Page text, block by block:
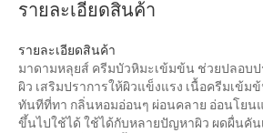
รายละเอียดสินค้า
รายละเอียดสินค้า
มาดามหลุยส์ ครีมบัวหิมะเข้มข้น ช่วยปลอบ
ผิว เสริมปราการให้ผิวแข็งแรง เนื้อครีมเข้ม
ทันทีที่ทา กลิ่นหอมอ่อนๆ ผ่อนคลาย อ่อนโยน
ขึ้นไปใช้ได้ ใช้ได้กับหลายปัญหาผิว ผดผื่นคัน